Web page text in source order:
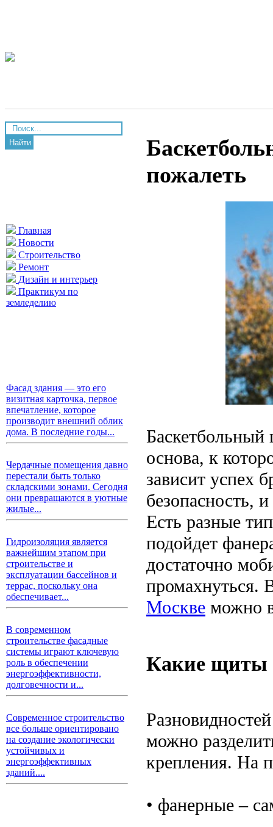
Найти
Главная
Новости
Строительство
Ремонт
Дизайн и интерьер
Практикум по
земледелию
Фасад здания — это его
визитная карточка, первое
впечатление, которое
производит внешний облик
дома. В последние годы...
Чердачные помещения давно
перестали быть только
складскими зонами. Сегодня
они превращаются в уютные
жилые...
Гидроизоляция является
важнейшим этапом при
строительстве и
эксплуатации бассейнов и
террас, поскольку она
обеспечивает...
В современном
строительстве фасадные
системы играют ключевую
роль в обеспечении
энергоэффективности,
долговечности и...
Современное строительство
все больше ориентировано
на создание экологически
устойчивых и
энергоэффективных
зданий....
пожалеть
Баскетбольный
основа, к
зависит успех
безопасность,
Есть разные
подойдет
достаточно
промахнуться.
Москве можно
Какие щиты
можно
крепления. На
• фанерные –